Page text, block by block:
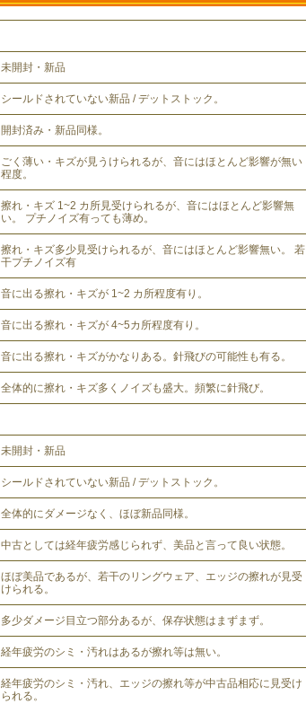
未開封・新品
シールドされていない新品 / デットストック。
開封済み・新品同様。
ごく薄い・キズが見うけられるが、音にはほとんど影響が無い
程度。
擦れ・キズ 1~2 カ所見受けられるが、音にはほとんど影響無
い。 プチノイズ有っても薄め。
擦れ・キズ多少見受けられるが、音にはほとんど影響無い。 若
干プチノイズ有
音に出る擦れ・キズが 1~2 カ所程度有り。
音に出る擦れ・キズが 4~5カ所程度有り。
音に出る擦れ・キズがかなりある。針飛びの可能性も有る。
全体的に擦れ・キズ多くノイズも盛大。頻繁に針飛び。
未開封・新品
シールドされていない新品 / デットストック。
全体的にダメージなく、ほぼ新品同様。
中古としては経年疲労感じられず、美品と言って良い状態。
ほぼ美品であるが、若干のリングウェア、エッジの擦れが見受
けられる。
多少ダメージ目立つ部分あるが、保存状態はまずまず。
経年疲労のシミ・汚れはあるが擦れ等は無い。
経年疲労のシミ・汚れ、エッジの擦れ等が中古品相応に見受け
られる。